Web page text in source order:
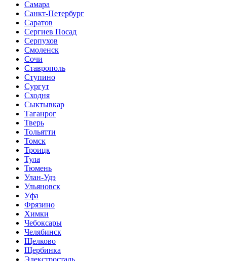
Самара
Санкт-Петербург
Саратов
Сергиев Посад
Серпухов
Смоленск
Сочи
Ставрополь
Ступино
Сургут
Сходня
Сыктывкар
Таганрог
Тверь
Тольятти
Томск
Троицк
Тула
Тюмень
Улан-Удэ
Ульяновск
Уфа
Фрязино
Химки
Чебоксары
Челябинск
Щелково
Щербинка
Элекстросталь